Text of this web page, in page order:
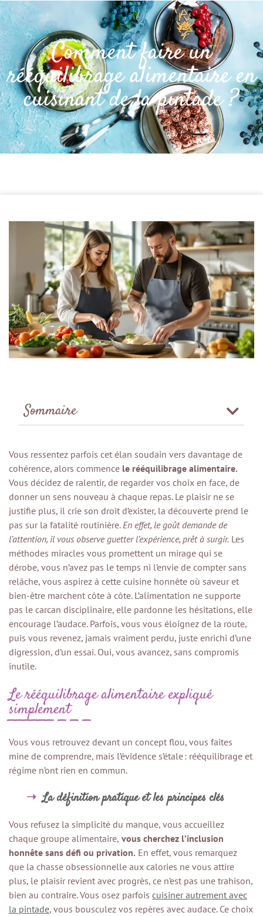
Comment faire un
rééquilibrage alimentaire en
cuisinant de la pintade ?
Sommaire
Vous ressentez parfois cet élan soudain vers davantage de
cohérence, alors commence le rééquilibrage alimentaire.
Vous décidez de ralentir, de regarder vos choix en face, de
donner un sens nouveau à chaque repas. Le plaisir ne se
justifie plus, il crie son droit d’exister, la découverte prend le
pas sur la fatalité routinière.En effet, le goût demande de
l’attention, il vous observe guetter l’expérience, prêt à surgir. Les
méthodes miracles vous promettent un mirage qui se
dérobe, vous n’avez pas le temps ni l’envie de compter sans
relâche, vous aspirez à cette cuisine honnête où saveur et
bien-être marchent côte à côte. L’alimentation ne supporte
pas le carcan disciplinaire, elle pardonne les hésitations, elle
encourage l’audace. Parfois, vous vous éloignez de la route,
puis vous revenez, jamais vraiment perdu, juste enrichi d’une
digression, d’un essai. Oui, vous avancez, sans compromis
inutile.
Le rééquilibrage alimentaire expliqué
simplement
Vous vous retrouvez devant un concept flou, vous faites
mine de comprendre, mais l’évidence s’étale : rééquilibrage et
régime n’ont rien en commun.
La définition pratique et les principes clés
Vous refusez la simplicité du manque, vous accueillez
chaque groupe alimentaire, vous cherchez l’inclusion
honnête sans défi ou privation. En effet, vous remarquez
que la chasse obsessionnelle aux calories ne vous attire
plus, le plaisir revient avec progrès, ce n’est pas une trahison,
bien au contraire. Vous osez parfois cuisiner autrement avec
la pintade, vous bousculez vos repères avec audace. Ce choix